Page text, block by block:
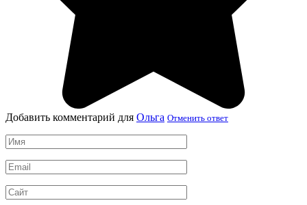
Добавить комментарий для Ольга Отменить ответ
Имя
*
Email
*
Сайт